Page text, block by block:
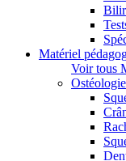
Matériel
Voir tous
Ostéologie